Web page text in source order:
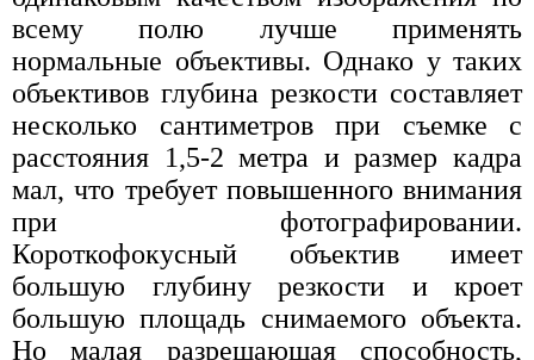
всему полю лучше применять
нормальные объективы. Однако у таких
объективов глубина резкости составляет
несколько сантиметров при съемке с
расстояния 1,5-2 метра и размер кадра
мал, что требует повышенного внимания
при фотографировании.
Короткофокусный объектив имеет
большую глубину резкости и кроет
большую площадь снимаемого объекта.
Но малая разрешающая способность,